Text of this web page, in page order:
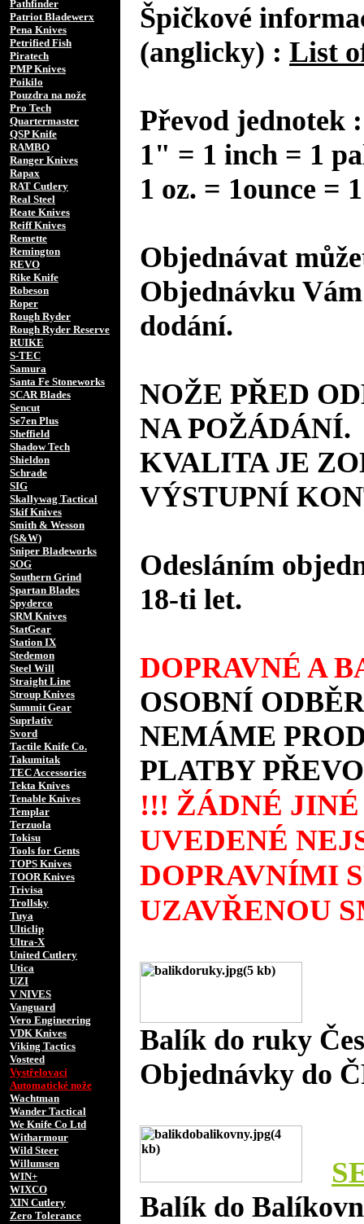
Pathfinder
Patriot Bladewerx
Pena Knives
Petrified Fish
Piratech
PMP Knives
Poikilo
Pouzdra na nože
Pro Tech
Quartermaster
QSP Knife
RAMBO
Ranger Knives
Rapax
RAT Cutlery
Real Steel
Reate Knives
Reiff Knives
Remette
Remington
REVO
Rike Knife
Robeson
Roper
Rough Ryder
Rough Ryder Reserve
RUIKE
S-TEC
Samura
Santa Fe Stoneworks
SCAR Blades
Sencut
Se7en Plus
Sheffield
Shadow Tech
Shieldon
Schrade
SIG
Skallywag Tactical
Skif Knives
Smith & Wesson
(S&W)
Sniper Bladeworks
SOG
Southern Grind
Spartan Blades
Spyderco
SRM Knives
StatGear
Station IX
Stedemon
Steel Will
Straight Line
Stroup Knives
Summit Gear
Suprlativ
Svord
Tactile Knife Co.
Takumitak
TEC Accessories
Tekta Knives
Tenable Knives
Templar
Terzuola
Tokisu
Tools for Gents
TOPS Knives
TOOR Knives
Trivisa
Trollsky
Tuya
Ulticlip
Ultra-X
United Cutlery
Utica
UZI
V NIVES
Vanguard
Vero Engineering
VDK Knives
Viking Tactics
Vosteed
Vystřelovací
Automatické nože
Wachtman
Wander Tactical
We Knife Co Ltd
Witharmour
Wild Steer
Willumsen
WIN+
WIXCO
XIN Cutlery
Zero Tolerance
Špičkové
(anglicky) : List
Převod jednotek :
1" = 1 inch = 1
1 oz. = 1ounce =
Objednávat
Objednávku
dodání.
NOŽE PŘED
NA POŽÁDÁNÍ.
KVALITA JE
VÝSTUPNÍ
Odesláním
18-ti let.
DOPRAVNÉ A
OSOBNÍ
NEMÁME
PLATBY
!!! ŽÁDNÉ JINÉ
UVEDENÉ
DOPRAVNÍMI
UZAVŘENOU
Balík do ruky
Objednávky do
Balík do